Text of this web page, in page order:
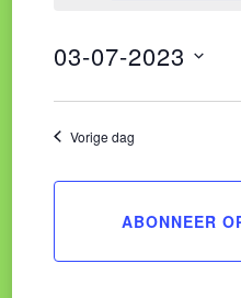
3
juli
2023
03-07-2023
Selecteer
eenVorige dag
ABONNEER